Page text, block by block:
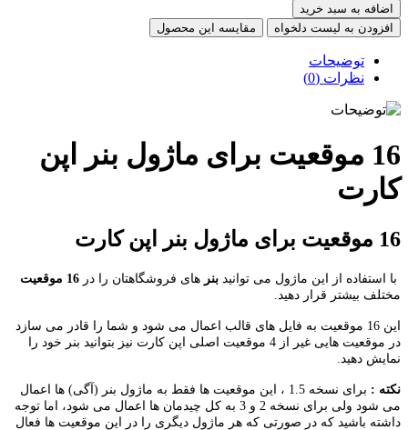
به سبد خرید
به لیست دلخواه
مقایسه این محصول
توضیحات
نظرات (0)
16 موقعیت برای ماژول بنر اپن
کارت
استفاده از این ماژول می توانیدبنر های فروشگاهتان را در 16 موقعیت
بیشتر قرار دهید.
این 16 موقعیت به فایل های قالب اعمال می شود و شما را قادر می سازد
در موقعیت هایی غیر از 4 موقعیت اصلی اپن کارت نیز بتوانید بنر خود را
دهید.
:
برای نسخه 1.5 ، این موقعیت ها فقط به ماژول بنر (آگی) ها اعمال
می شود ولی برای نسخه 2 و 3 به کل چیدمان ها اعمال می شود، اما توجه
باشید که در صورتی که هر ماژول دیگری را در این موقعیت ها فعال